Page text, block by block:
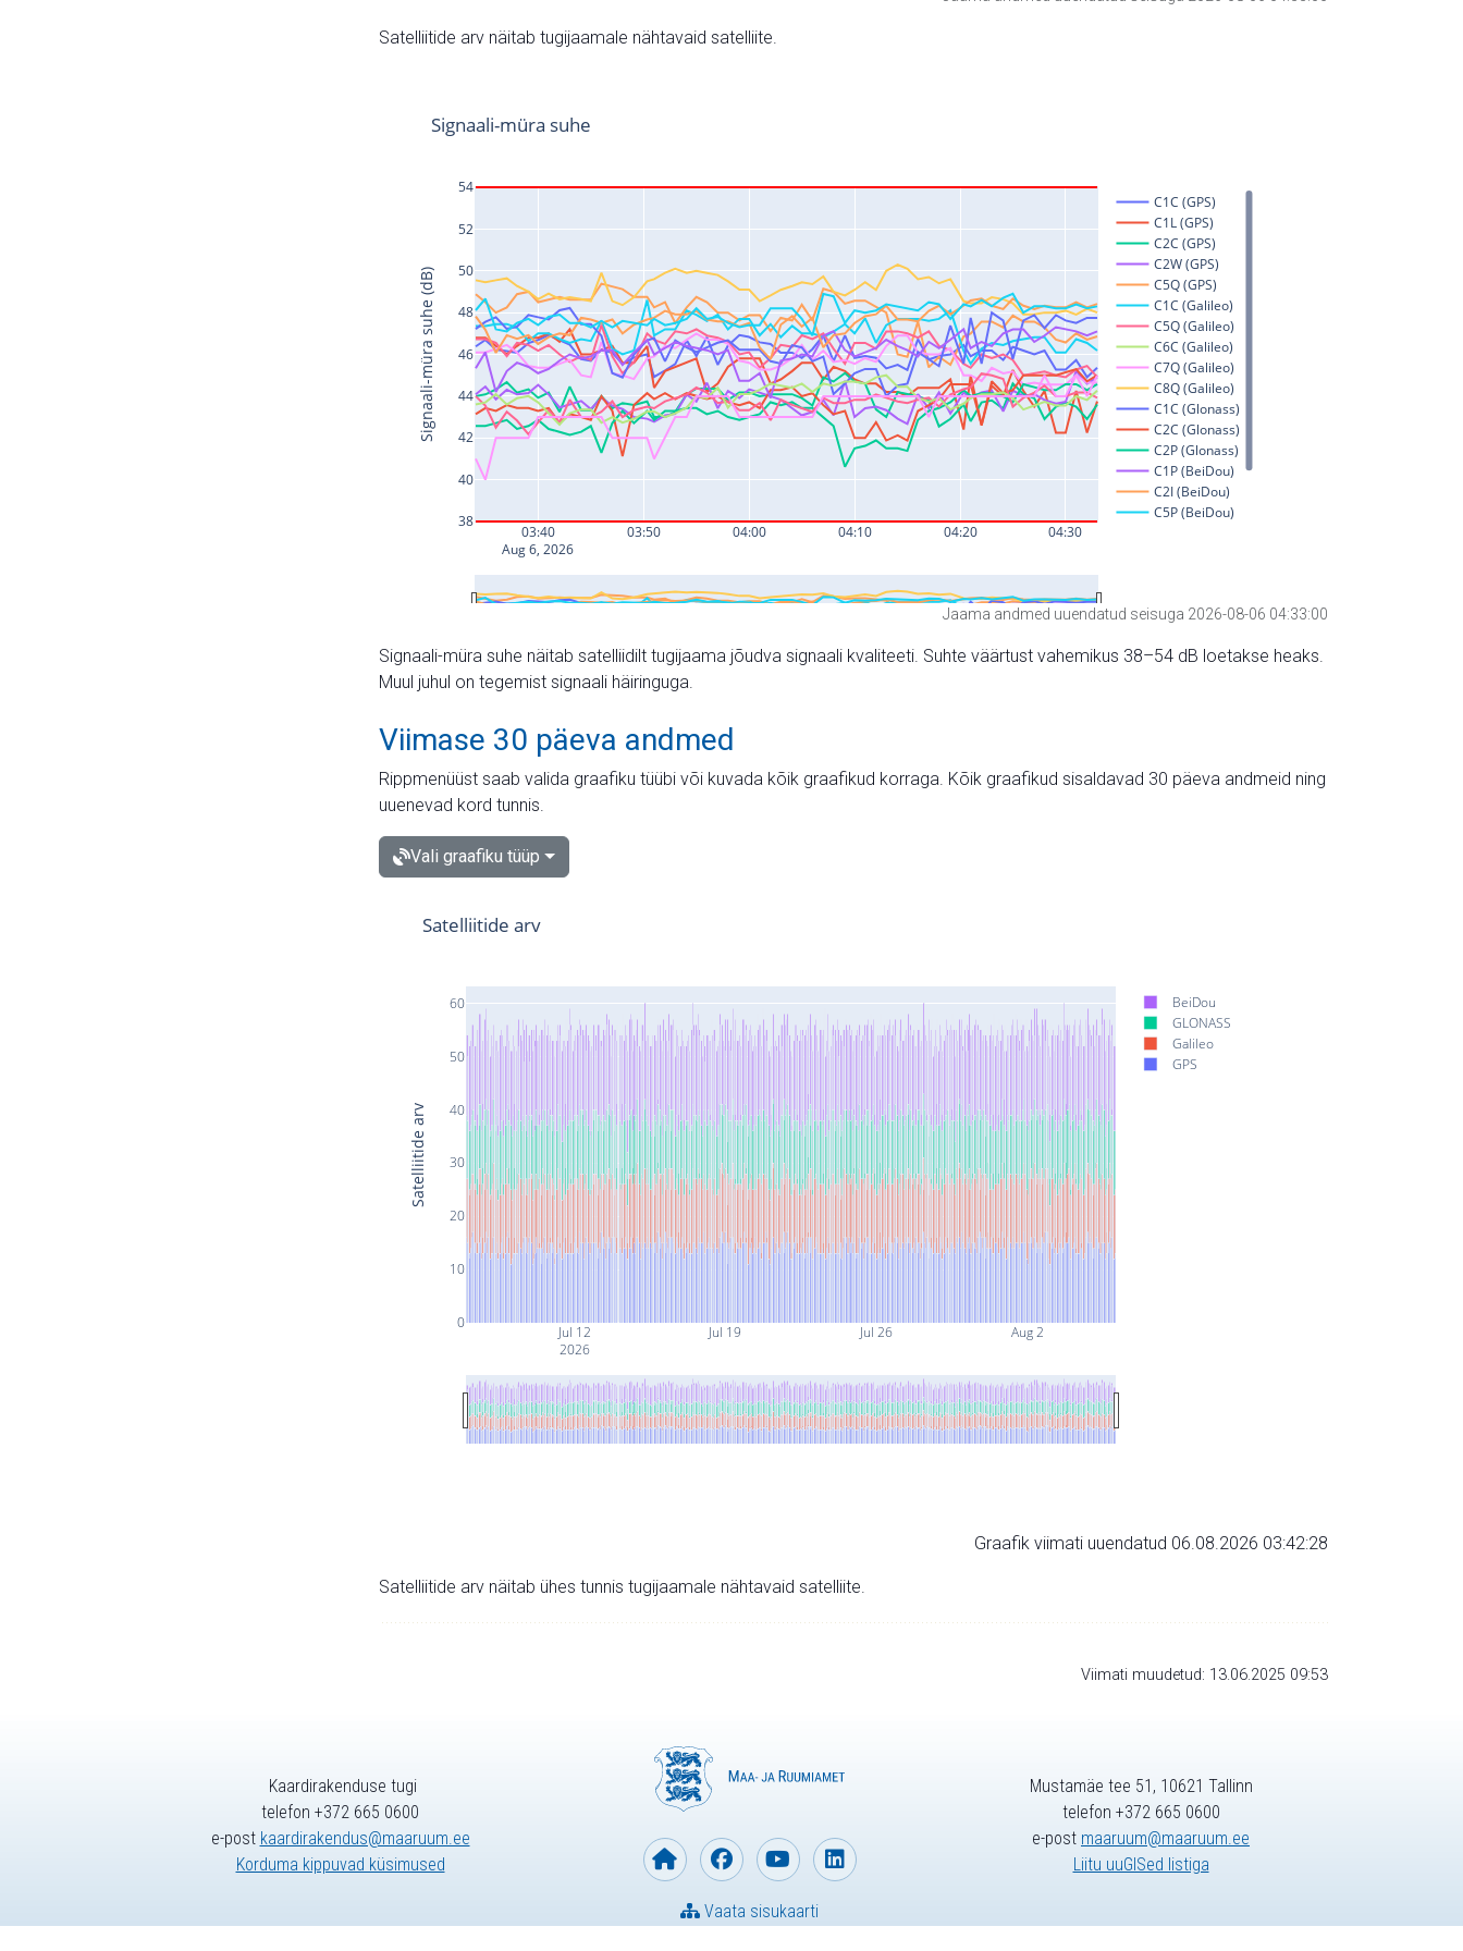
Satelliitide arv näitab tugijaamale nähtavaid satelliite.
Jaama andmed uuendatud seisuga 2026-08-06 04:33:00
Signaali-müra suhe näitab satelliidilt tugijaama jõudva signaali kvaliteeti. Suhte väärtust vahemikus 38–54 dB loetakse heaks.
Muul juhul on tegemist signaali häiringuga.
Viimase 30 päeva andmed
Rippmenüüst saab valida graafiku tüübi või kuvada kõik graafikud korraga. Kõik graafikud sisaldavad 30 päeva andmeid ning
uuenevad kord tunnis.
Vali graafiku tüüp
Jul 12
2026
Jul 19 Jul 26 Aug 2
0
10
20
30
40
50
60
BeiDou
GLONASS
Galileo
GPS
Satelliitide arv
Satelliitide arv
Graafik viimati uuendatud 06.08.2026 03:42:28
Satelliitide arv näitab ühes tunnis tugijaamale nähtavaid satelliite.
Viimati muudetud: 13.06.2025 09:53
Kaardirakenduse tugi
telefon +372 665 0600
e-post kaardirakendus@maaruum.ee
Korduma kippuvad küsimused
Vaata sisukaarti
Mustamäe tee 51, 10621 Tallinn
telefon +372 665 0600
e-post maaruum@maaruum.ee
Liitu uuGISed listiga